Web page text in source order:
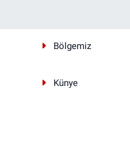
Bölgemiz
Künye